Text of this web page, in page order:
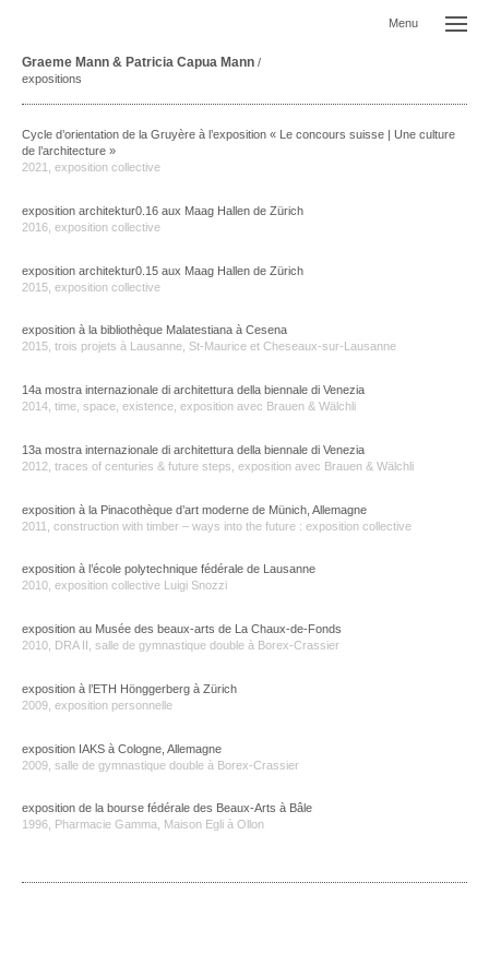
Graeme Mann & Patricia Capua Mann /
expositions
Menu
Cycle d’orientation de la Gruyère à l’exposition « Le concours suisse | Une culture
de l’architecture »
2021, exposition collective
exposition architektur0.16 aux Maag Hallen de Zürich
2016, exposition collective
exposition architektur0.15 aux Maag Hallen de Zürich
2015, exposition collective
exposition à la bibliothèque Malatestiana à Cesena
2015, trois projets à Lausanne, St-Maurice et Cheseaux-sur-Lausanne
14a mostra internazionale di architettura della biennale di Venezia
2014, time, space, existence, exposition avec Brauen & Wälchli
13a mostra internazionale di architettura della biennale di Venezia
2012, traces of centuries & future steps, exposition avec Brauen & Wälchli
exposition à la Pinacothèque d’art moderne de Münich, Allemagne
2011, construction with timber – ways into the future : exposition collective
exposition à l’école polytechnique fédérale de Lausanne
2010, exposition collective Luigi Snozzi
exposition au Musée des beaux-arts de La Chaux-de-Fonds
2010, DRA II, salle de gymnastique double à Borex-Crassier
exposition à l’ETH Hönggerberg à Zürich
2009, exposition personnelle
exposition IAKS à Cologne, Allemagne
2009, salle de gymnastique double à Borex-Crassier
exposition de la bourse fédérale des Beaux-Arts à Bâle
1996, Pharmacie Gamma, Maison Egli à Ollon